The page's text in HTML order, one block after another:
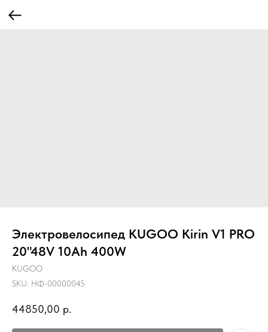
Электровелосипед KUGOO Kirin V1 PRO
20"48V 10Ah 400W
KUGOO
SKU: НФ-00000045
44850,00 р.